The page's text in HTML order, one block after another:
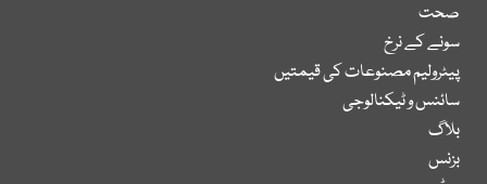
صحت
سونے کے نرخ
پیٹرولیم مصنوعات کی قیمتیں
سائنس و ٹیکنالوجی
بلاگ
بزنس